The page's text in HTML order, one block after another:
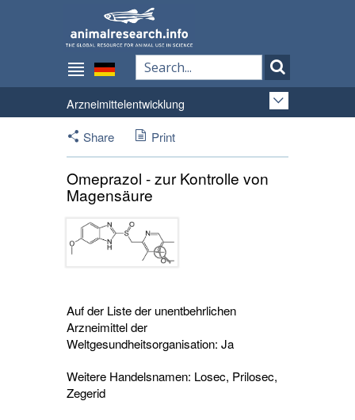
Arzneimittelentwicklung
Share
Print
Omeprazol - zur Kontrolle von
Magensäure
Auf der Liste der unentbehrlichen
Arzneimittel der
Weltgesundheitsorganisation: Ja
Weitere Handelsnamen: Losec, Prilosec,
Zegerid